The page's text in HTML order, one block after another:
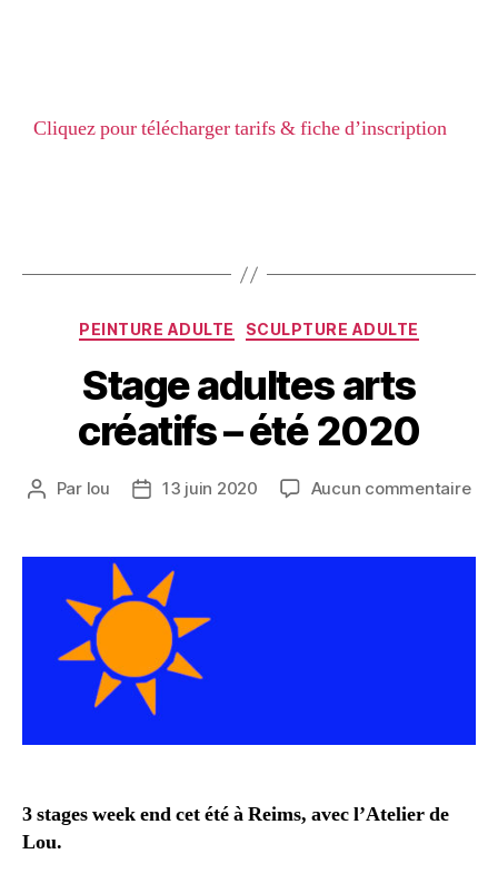
Cliquez pour télécharger tarifs & fiche d’inscription
PEINTURE ADULTE SCULPTURE ADULTE
Stage adultes arts
créatifs – été 2020
Par lou 13 juin 2020 Aucun commentaire
3 stages week end cet été à Reims, avec l’Atelier de
Lou.